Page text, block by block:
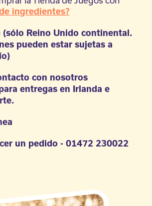
ingredientes?
Reino Unido continental.
pueden estar sujetas a
con nosotros
entregas en Irlanda e
un pedido - 01472 230022